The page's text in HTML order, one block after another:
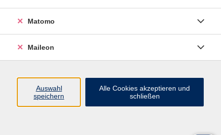
Matomo
Maileon
Auswahl
speichern
Alle Cookies akzeptieren und
schließen